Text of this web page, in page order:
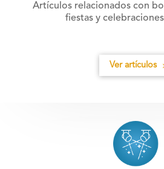
Artículos relacionados con
fiestas y
Ver artículos